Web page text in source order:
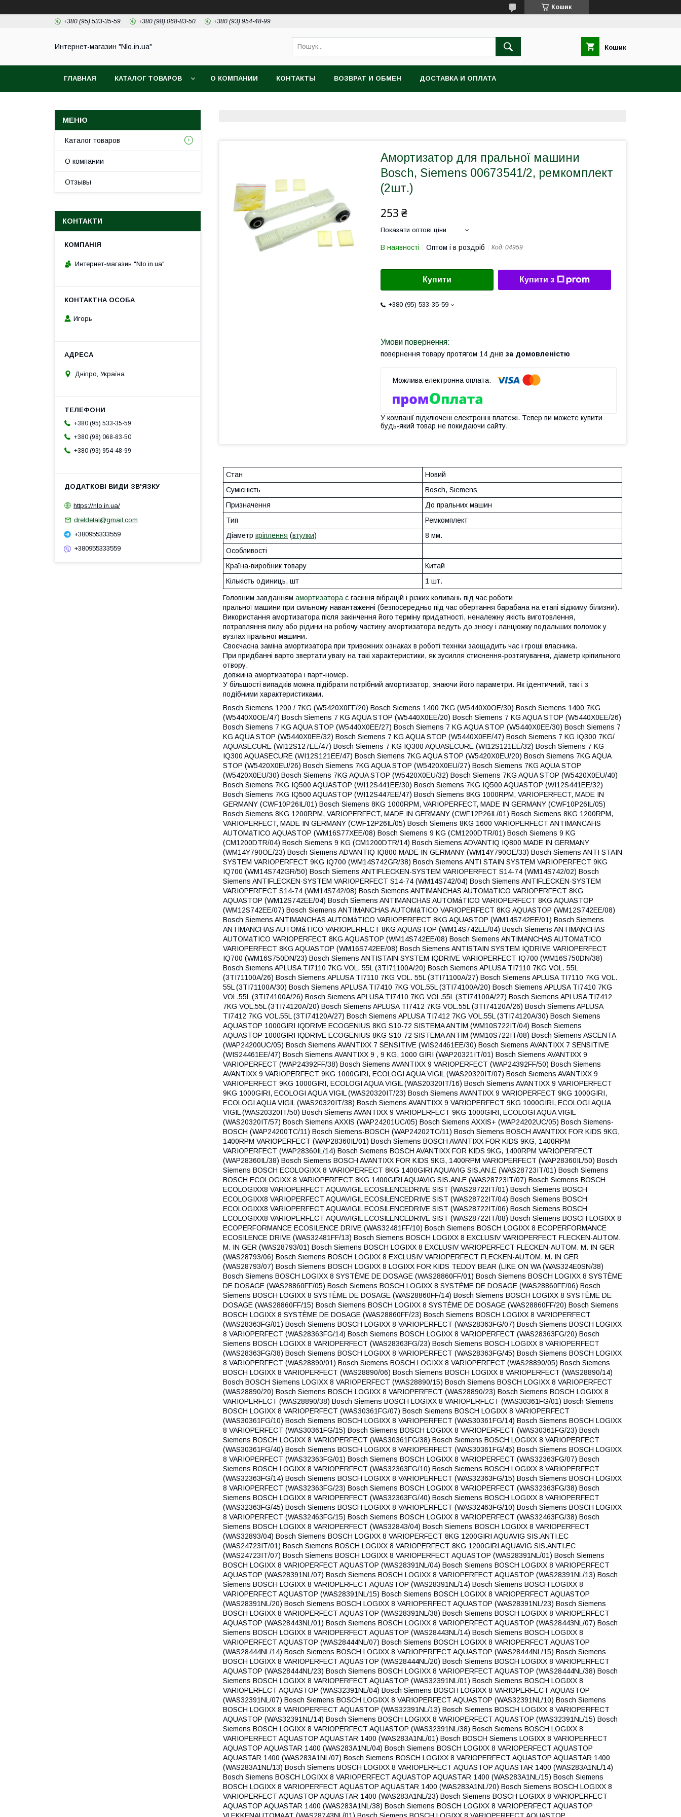
Кошик
+380 (95) 533-35-59 +380 (98) 068-83-50 +380 (93) 954-48-99
Интернет-магазин "Nlo.in.ua" Кошик
ГЛАВНАЯ КАТАЛОГ ТОВАРОВ О КОМПАНИИ КОНТАКТЫ ВОЗВРАТ И ОБМЕН ДОСТАВКА И ОПЛАТА
Амортизатор для пральної машини
Bosch, Siemens 00673541/2, ремкомплект
(2шт.)
253 ₴
Показати оптові ціни
В наявності Оптом і в роздріб Код: 04959
Купити Купити з
+380 (95) 533-35-59
повернення товару протягом 14 днів за домовленістю
У компанії підключені електронні платежі. Тепер ви можете купити
будь-який товар не покидаючи сайту.
Стан
Новий
Сумісність
Bosch, Siemens
Призначення
До пральних машин
Тип
Ремкомплект
Діаметр кріплення (втулки)
8 мм.
Особливості
Країна-виробник товару
Китай
Кількість одиниць, шт
1 шт.
Головним завданням амортизатора є гасіння вібрацій і різких коливань під час роботи
пральної машини при сильному навантаженні (безпосередньо під час обертання барабана на етапі віджиму білизни).
Використання амортизатора після закінчення його терміну придатності, неналежну якість виготовлення,
потрапляння пилу або рідини на робочу частину амортизатора ведуть до зносу і ланцюжку подальших поломок у
вузлах пральної машини.
Своєчасна заміна амортизатора при тривожних ознаках в роботі техніки заощадить час і гроші власника.
При придбанні варто звертати увагу на такі характеристики, як зусилля стиснення-розтягування, діаметр кріпильного
отвору,
довжина амортизатора і парт-номер.
У більшості випадків можна підібрати потрібний амортизатор, знаючи його параметри. Як ідентичний, так і з
подібними характеристиками.
Bosch Siemens 1200 / 7KG (W5420X0FF/20) Bosch Siemens 1400 7KG (W5440X0OE/30) Bosch Siemens 1400 7KG (W5440X0OE/47) Bosch Siemens 7 KG AQUA STOP (W5440X0EE/20) Bosch Siemens 7 KG AQUA STOP (W5440X0EE/26) Bosch Siemens 7 KG AQUA STOP (W5440X0EE/27) Bosch Siemens 7 KG AQUA STOP (W5440X0EE/30) Bosch Siemens 7 KG AQUA STOP (W5440X0EE/32) Bosch Siemens 7 KG AQUA STOP (W5440X0EE/47) Bosch Siemens 7 KG IQ300 7KG/ AQUASECURE (WI12S127EE/47) Bosch Siemens 7 KG IQ300 AQUASECURE (WI12S121EE/32) Bosch Siemens 7 KG IQ300 AQUASECURE (WI12S121EE/47) Bosch Siemens 7KG AQUA STOP (W5420X0EU/20) Bosch Siemens 7KG AQUA STOP (W5420X0EU/26) Bosch Siemens 7KG AQUA STOP (W5420X0EU/27) Bosch Siemens 7KG AQUA STOP (W5420X0EU/30) Bosch Siemens 7KG AQUA STOP (W5420X0EU/32) Bosch Siemens 7KG AQUA STOP (W5420X0EU/40) Bosch Siemens 7KG IQ500 AQUASTOP (WI12S441EE/30) Bosch Siemens 7KG IQ500 AQUASTOP (WI12S441EE/32) Bosch Siemens 7KG IQ500 AQUASTOP (WI12S447EE/47) Bosch Siemens 8KG 1000RPM, VARIOPERFECT, MADE IN GERMANY (CWF10P26IL/01) Bosch Siemens 8KG 1000RPM, VARIOPERFECT, MADE IN GERMANY (CWF10P26IL/05) Bosch Siemens 8KG 1200RPM, VARIOPERFECT, MADE IN GERMANY (CWF12P26IL/01) Bosch Siemens 8KG 1200RPM, VARIOPERFECT, MADE IN GERMANY (CWF12P26IL/05) Bosch Siemens 8KG 1600 VARIOPERFECT ANTIMANCAHS AUTOMáTICO AQUASTOP (WM16S77XEE/08) Bosch Siemens 9 KG (CM1200DTR/01) Bosch Siemens 9 KG (CM1200DTR/04) Bosch Siemens 9 KG (CM1200DTR/14) Bosch Siemens ADVANTIQ IQ800 MADE IN GERMANY (WM14Y790OE/23) Bosch Siemens ADVANTIQ IQ800 MADE IN GERMANY (WM14Y790OE/33) Bosch Siemens ANTI STAIN SYSTEM VARIOPERFECT 9KG IQ700 (WM14S742GR/38) Bosch Siemens ANTI STAIN SYSTEM VARIOPERFECT 9KG IQ700 (WM14S742GR/50) Bosch Siemens ANTIFLECKEN-SYSTEM VARIOPERFECT S14-74 (WM14S742/02) Bosch Siemens ANTIFLECKEN-SYSTEM VARIOPERFECT S14-74 (WM14S742/04) Bosch Siemens ANTIFLECKEN-SYSTEM VARIOPERFECT S14-74 (WM14S742/08) Bosch Siemens ANTIMANCHAS AUTOMáTICO VARIOPERFECT 8KG AQUASTOP (WM12S742EE/04) Bosch Siemens ANTIMANCHAS AUTOMáTICO VARIOPERFECT 8KG AQUASTOP (WM12S742EE/07) Bosch Siemens ANTIMANCHAS AUTOMáTICO VARIOPERFECT 8KG AQUASTOP (WM12S742EE/08) Bosch Siemens ANTIMANCHAS AUTOMáTICO VARIOPERFECT 8KG AQUASTOP (WM14S742EE/01) Bosch Siemens ANTIMANCHAS AUTOMáTICO VARIOPERFECT 8KG AQUASTOP (WM14S742EE/04) Bosch Siemens ANTIMANCHAS AUTOMáTICO VARIOPERFECT 8KG AQUASTOP (WM14S742EE/08) Bosch Siemens ANTIMANCHAS AUTOMáTICO VARIOPERFECT 8KG AQUASTOP (WM16S742EE/08) Bosch Siemens ANTISTAIN SYSTEM IQDRIVE VARIOPERFECT IQ700 (WM16S750DN/23) Bosch Siemens ANTISTAIN SYSTEM IQDRIVE VARIOPERFECT IQ700 (WM16S750DN/38) Bosch Siemens APLUSA TI7110 7KG VOL. 55L (3TI71100A/20) Bosch Siemens APLUSA TI7110 7KG VOL. 55L (3TI71100A/26) Bosch Siemens APLUSA TI7110 7KG VOL. 55L (3TI71100A/27) Bosch Siemens APLUSA TI7110 7KG VOL. 55L (3TI71100A/30) Bosch Siemens APLUSA TI7410 7KG VOL.55L (3TI74100A/20) Bosch Siemens APLUSA TI7410 7KG VOL.55L (3TI74100A/26) Bosch Siemens APLUSA TI7410 7KG VOL.55L (3TI74100A/27) Bosch Siemens APLUSA TI7412 7KG VOL.55L (3TI74120A/20) Bosch Siemens APLUSA TI7412 7KG VOL.55L (3TI74120A/26) Bosch Siemens APLUSA TI7412 7KG VOL.55L (3TI74120A/27) Bosch Siemens APLUSA TI7412 7KG VOL.55L (3TI74120A/30) Bosch Siemens AQUASTOP 1000GIRI IQDRIVE ECOGENIUS 8KG S10-72 SISTEMA ANTIM (WM10S722IT/04) Bosch Siemens AQUASTOP 1000GIRI IQDRIVE ECOGENIUS 8KG S10-72 SISTEMA ANTIM (WM10S722IT/08) Bosch Siemens ASCENTA (WAP24200UC/05) Bosch Siemens AVANTIXX 7 SENSITIVE (WIS24461EE/30) Bosch Siemens AVANTIXX 7 SENSITIVE (WIS24461EE/47) Bosch Siemens AVANTIXX 9 , 9 KG, 1000 GIRI (WAP20321IT/01) Bosch Siemens AVANTIXX 9 VARIOPERFECT (WAP24392FF/38) Bosch Siemens AVANTIXX 9 VARIOPERFECT (WAP24392FF/50) Bosch Siemens AVANTIXX 9 VARIOPERFECT 9KG 1000GIRI, ECOLOGI AQUA VIGIL (WAS20320IT/07) Bosch Siemens AVANTIXX 9 VARIOPERFECT 9KG 1000GIRI, ECOLOGI AQUA VIGIL (WAS20320IT/16) Bosch Siemens AVANTIXX 9 VARIOPERFECT 9KG 1000GIRI, ECOLOGI AQUA VIGIL (WAS20320IT/23) Bosch Siemens AVANTIXX 9 VARIOPERFECT 9KG 1000GIRI, ECOLOGI AQUA VIGIL (WAS20320IT/38) Bosch Siemens AVANTIXX 9 VARIOPERFECT 9KG 1000GIRI, ECOLOGI AQUA VIGIL (WAS20320IT/50) Bosch Siemens AVANTIXX 9 VARIOPERFECT 9KG 1000GIRI, ECOLOGI AQUA VIGIL (WAS20320IT/57) Bosch Siemens AXXIS (WAP24201UC/05) Bosch Siemens AXXIS+ (WAP24202UC/05) Bosch Siemens-BOSCH (WAP24200TC/11) Bosch Siemens-BOSCH (WAP24202TC/11) Bosch Siemens BOSCH AVANTIXX FOR KIDS 9KG, 1400RPM VARIOPERFECT (WAP28360IL/01) Bosch Siemens BOSCH AVANTIXX FOR KIDS 9KG, 1400RPM VARIOPERFECT (WAP28360IL/14) Bosch Siemens BOSCH AVANTIXX FOR KIDS 9KG, 1400RPM VARIOPERFECT (WAP28360IL/38) Bosch Siemens BOSCH AVANTIXX FOR KIDS 9KG, 1400RPM VARIOPERFECT (WAP28360IL/50) Bosch Siemens BOSCH ECOLOGIXX 8 VARIOPERFECT 8KG 1400GIRI AQUAVIG SIS.AN.E (WAS28723IT/01) Bosch Siemens BOSCH ECOLOGIXX 8 VARIOPERFECT 8KG 1400GIRI AQUAVIG SIS.AN.E (WAS28723IT/07) Bosch Siemens BOSCH ECOLOGIXX8 VARIOPERFECT AQUAVIGIL ECOSILENCEDRIVE SIST (WAS28722IT/01) Bosch Siemens BOSCH ECOLOGIXX8 VARIOPERFECT AQUAVIGIL ECOSILENCEDRIVE SIST (WAS28722IT/04) Bosch Siemens BOSCH ECOLOGIXX8 VARIOPERFECT AQUAVIGIL ECOSILENCEDRIVE SIST (WAS28722IT/06) Bosch Siemens BOSCH ECOLOGIXX8 VARIOPERFECT AQUAVIGIL ECOSILENCEDRIVE SIST (WAS28722IT/08) Bosch Siemens BOSCH LOGIXX 8 ECOPERFORMANCE ECOSILENCE DRIVE (WAS32481FF/10) Bosch Siemens BOSCH LOGIXX 8 ECOPERFORMANCE ECOSILENCE DRIVE (WAS32481FF/13) Bosch Siemens BOSCH LOGIXX 8 EXCLUSIV VARIOPERFECT FLECKEN-AUTOM. M. IN GER (WAS28793/01) Bosch Siemens BOSCH LOGIXX 8 EXCLUSIV VARIOPERFECT FLECKEN-AUTOM. M. IN GER (WAS28793/06) Bosch Siemens BOSCH LOGIXX 8 EXCLUSIV VARIOPERFECT FLECKEN-AUTOM. M. IN GER (WAS28793/07) Bosch Siemens BOSCH LOGIXX 8 LOGIXX FOR KIDS TEDDY BEAR (LIKE ON WA (WAS324E0SN/38) Bosch Siemens BOSCH LOGIXX 8 SYSTÈME DE DOSAGE (WAS28860FF/01) Bosch Siemens BOSCH LOGIXX 8 SYSTÈME DE DOSAGE (WAS28860FF/05) Bosch Siemens BOSCH LOGIXX 8 SYSTÈME DE DOSAGE (WAS28860FF/06) Bosch Siemens BOSCH LOGIXX 8 SYSTÈME DE DOSAGE (WAS28860FF/14) Bosch Siemens BOSCH LOGIXX 8 SYSTÈME DE DOSAGE (WAS28860FF/15) Bosch Siemens BOSCH LOGIXX 8 SYSTÈME DE DOSAGE (WAS28860FF/20) Bosch Siemens BOSCH LOGIXX 8 SYSTÈME DE DOSAGE (WAS28860FF/23) Bosch Siemens BOSCH LOGIXX 8 VARIOPERFECT (WAS28363FG/01) Bosch Siemens BOSCH LOGIXX 8 VARIOPERFECT (WAS28363FG/07) Bosch Siemens BOSCH LOGIXX 8 VARIOPERFECT (WAS28363FG/14) Bosch Siemens BOSCH LOGIXX 8 VARIOPERFECT (WAS28363FG/20) Bosch Siemens BOSCH LOGIXX 8 VARIOPERFECT (WAS28363FG/23) Bosch Siemens BOSCH LOGIXX 8 VARIOPERFECT (WAS28363FG/38) Bosch Siemens BOSCH LOGIXX 8 VARIOPERFECT (WAS28363FG/45) Bosch Siemens BOSCH LOGIXX 8 VARIOPERFECT (WAS28890/01) Bosch Siemens BOSCH LOGIXX 8 VARIOPERFECT (WAS28890/05) Bosch Siemens BOSCH LOGIXX 8 VARIOPERFECT (WAS28890/06) Bosch Siemens BOSCH LOGIXX 8 VARIOPERFECT (WAS28890/14) Bosch BOSCH Siemens LOGIXX 8 VARIOPERFECT (WAS28890/15) Bosch Siemens BOSCH LOGIXX 8 VARIOPERFECT (WAS28890/20) Bosch Siemens BOSCH LOGIXX 8 VARIOPERFECT (WAS28890/23) Bosch Siemens BOSCH LOGIXX 8 VARIOPERFECT (WAS28890/38) Bosch Siemens BOSCH LOGIXX 8 VARIOPERFECT (WAS30361FG/01) Bosch Siemens BOSCH LOGIXX 8 VARIOPERFECT (WAS30361FG/07) Bosch Siemens BOSCH LOGIXX 8 VARIOPERFECT (WAS30361FG/10) Bosch Siemens BOSCH LOGIXX 8 VARIOPERFECT (WAS30361FG/14) Bosch Siemens BOSCH LOGIXX 8 VARIOPERFECT (WAS30361FG/15) Bosch Siemens BOSCH LOGIXX 8 VARIOPERFECT (WAS30361FG/23) Bosch Siemens BOSCH LOGIXX 8 VARIOPERFECT (WAS30361FG/38) Bosch Siemens BOSCH LOGIXX 8 VARIOPERFECT (WAS30361FG/40) Bosch Siemens BOSCH LOGIXX 8 VARIOPERFECT (WAS30361FG/45) Bosch Siemens BOSCH LOGIXX 8 VARIOPERFECT (WAS32363FG/01) Bosch Siemens BOSCH LOGIXX 8 VARIOPERFECT (WAS32363FG/07) Bosch Siemens BOSCH LOGIXX 8 VARIOPERFECT (WAS32363FG/10) Bosch Siemens BOSCH LOGIXX 8 VARIOPERFECT (WAS32363FG/14) Bosch Siemens BOSCH LOGIXX 8 VARIOPERFECT (WAS32363FG/15) Bosch Siemens BOSCH LOGIXX 8 VARIOPERFECT (WAS32363FG/23) Bosch Siemens BOSCH LOGIXX 8 VARIOPERFECT (WAS32363FG/38) Bosch Siemens BOSCH LOGIXX 8 VARIOPERFECT (WAS32363FG/40) Bosch Siemens BOSCH LOGIXX 8 VARIOPERFECT (WAS32363FG/45) Bosch Siemens BOSCH LOGIXX 8 VARIOPERFECT (WAS32463FG/10) Bosch Siemens BOSCH LOGIXX 8 VARIOPERFECT (WAS32463FG/15) Bosch Siemens BOSCH LOGIXX 8 VARIOPERFECT (WAS32463FG/38) Bosch Siemens BOSCH LOGIXX 8 VARIOPERFECT (WAS32843/04) Bosch Siemens BOSCH LOGIXX 8 VARIOPERFECT (WAS32893/04) Bosch Siemens BOSCH LOGIXX 8 VARIOPERFECT 8KG 1200GIRI AQUAVIG SIS.ANTI.EC (WAS24723IT/01) Bosch Siemens BOSCH LOGIXX 8 VARIOPERFECT 8KG 1200GIRI AQUAVIG SIS.ANTI.EC (WAS24723IT/07) Bosch Siemens BOSCH LOGIXX 8 VARIOPERFECT AQUASTOP (WAS28391NL/01) Bosch Siemens BOSCH LOGIXX 8 VARIOPERFECT AQUASTOP (WAS28391NL/04) Bosch Siemens BOSCH LOGIXX 8 VARIOPERFECT AQUASTOP (WAS28391NL/07) Bosch Siemens BOSCH LOGIXX 8 VARIOPERFECT AQUASTOP (WAS28391NL/13) Bosch Siemens BOSCH LOGIXX 8 VARIOPERFECT AQUASTOP (WAS28391NL/14) Bosch Siemens BOSCH LOGIXX 8 VARIOPERFECT AQUASTOP (WAS28391NL/15) Bosch Siemens BOSCH LOGIXX 8 VARIOPERFECT AQUASTOP (WAS28391NL/20) Bosch Siemens BOSCH LOGIXX 8 VARIOPERFECT AQUASTOP (WAS28391NL/23) Bosch Siemens BOSCH LOGIXX 8 VARIOPERFECT AQUASTOP (WAS28391NL/38) Bosch Siemens BOSCH LOGIXX 8 VARIOPERFECT AQUASTOP (WAS28443NL/01) Bosch Siemens BOSCH LOGIXX 8 VARIOPERFECT AQUASTOP (WAS28443NL/07) Bosch Siemens BOSCH LOGIXX 8 VARIOPERFECT AQUASTOP (WAS28443NL/14) Bosch Siemens BOSCH LOGIXX 8 VARIOPERFECT AQUASTOP (WAS28444NL/07) Bosch Siemens BOSCH LOGIXX 8 VARIOPERFECT AQUASTOP (WAS28444NL/14) Bosch Siemens BOSCH LOGIXX 8 VARIOPERFECT AQUASTOP (WAS28444NL/15) Bosch Siemens BOSCH LOGIXX 8 VARIOPERFECT AQUASTOP (WAS28444NL/20) Bosch Siemens BOSCH LOGIXX 8 VARIOPERFECT AQUASTOP (WAS28444NL/23) Bosch Siemens BOSCH LOGIXX 8 VARIOPERFECT AQUASTOP (WAS28444NL/38) Bosch Siemens BOSCH LOGIXX 8 VARIOPERFECT AQUASTOP (WAS32391NL/01) Bosch Siemens BOSCH LOGIXX 8 VARIOPERFECT AQUASTOP (WAS32391NL/04) Bosch Siemens BOSCH LOGIXX 8 VARIOPERFECT AQUASTOP (WAS32391NL/07) Bosch Siemens BOSCH LOGIXX 8 VARIOPERFECT AQUASTOP (WAS32
Каталог товаров
О компании
Отзывы
КОНТАКТИ
Интернет-магазин "Nlo.in.ua"
Игорь
Дніпро, Україна
+380 (95) 533-35-59
+380 (98) 068-83-50
+380 (93) 954-48-99
https://nlo.in.ua/
dreldetal@gmail.com
+380955333559
+380955333559